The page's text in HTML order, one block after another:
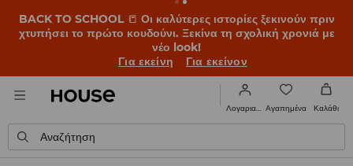
OMG, πόσο φθηνά! Άφησέ μας να σε εκπλήξουμε – δες τις
νέες τιμές στις ΕΚΠΤΩΣΕΙΣ ➡️
Για εκείνη
Για εκείνον
Λογαριασμός Αγαπημένα Καλάθι
Αναζήτηση